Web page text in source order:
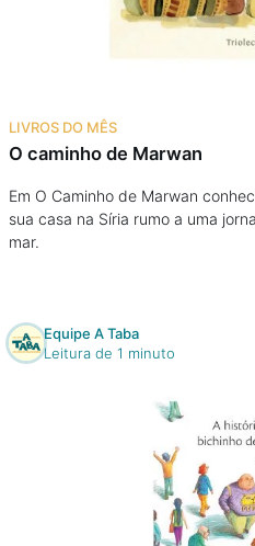
LIVROS DO MÊS
O caminho de Marwan
Em O Caminho de Marwan
sua casa na Síria rumo a uma
mar.
Equipe A Taba
Leitura de 1 minuto